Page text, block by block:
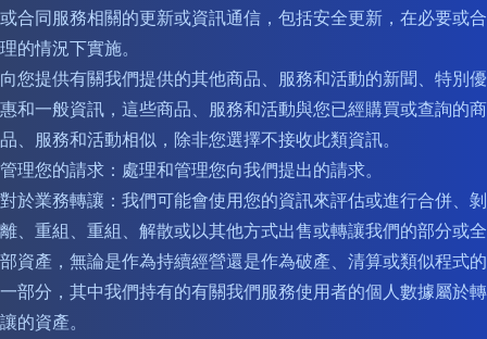
或合同服務相關的更新或資訊通信，包括安全更新，在必要或合
理的情況下實施。
向您提供有關我們提供的其他商品、服務和活動的新聞、特別優
惠和一般資訊，這些商品、服務和活動與您已經購買或查詢的商
品、服務和活動相似，除非您選擇不接收此類資訊。
管理您的請求：處理和管理您向我們提出的請求。
對於業務轉讓：我們可能會使用您的資訊來評估或進行合併、剝
離、重組、重組、解散或以其他方式出售或轉讓我們的部分或全
部資產，無論是作為持續經營還是作為破產、清算或類似程式的
一部分，其中我們持有的有關我們服務使用者的個人數據屬於轉
讓的資產。